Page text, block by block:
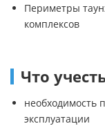
Периметры
комплексов
Что
необходимость
эксплуатации